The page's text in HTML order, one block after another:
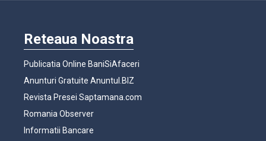
Reteaua Noastra
Publicatia Online BaniSiAfaceri
Anunturi Gratuite Anuntul.BIZ
Revista Presei Saptamana.com
Romania Observer
Informatii Bancare